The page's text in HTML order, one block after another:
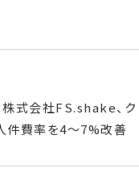
株式会社FS.shake、ク
人件費率を4〜7%改善